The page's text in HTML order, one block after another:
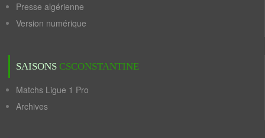
Presse algérienne
Version numérique
SAISONS CSCONSTANTINE
Matchs Ligue 1 Pro
Archives